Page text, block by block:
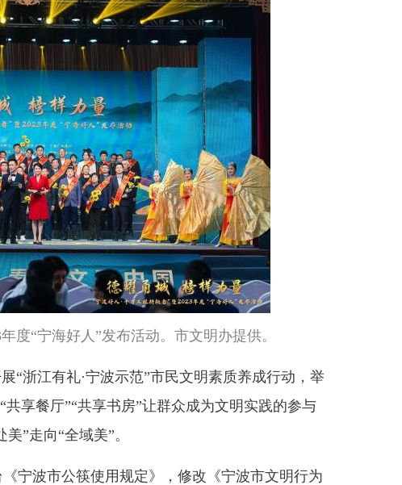
度“宁海好人”发布活动。市文明办提供。
江有礼·宁波示范”市民文明素质养成行动，举
享餐厅”“共享书房”让群众成为文明实践的参与
”走向“全域美”。
波市公筷使用规定》，修改《宁波市文明行为